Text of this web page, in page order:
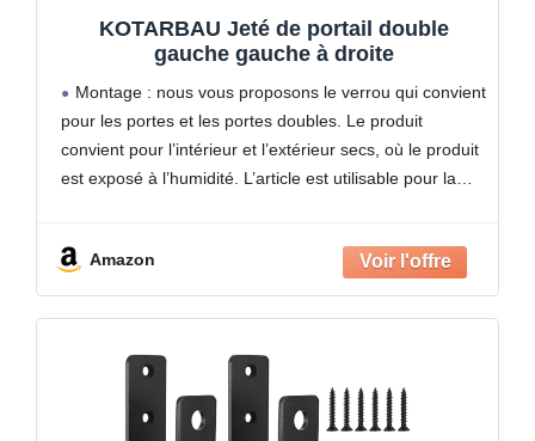
KOTARBAU Jeté de portail double
gauche gauche à droite
Montage : nous vous proposons le verrou qui convient
pour les portes et les portes doubles. Le produit
convient pour l’intérieur et l’extérieur secs, où le produit
est exposé à l’humidité. L’article est utilisable pour la
Amazon